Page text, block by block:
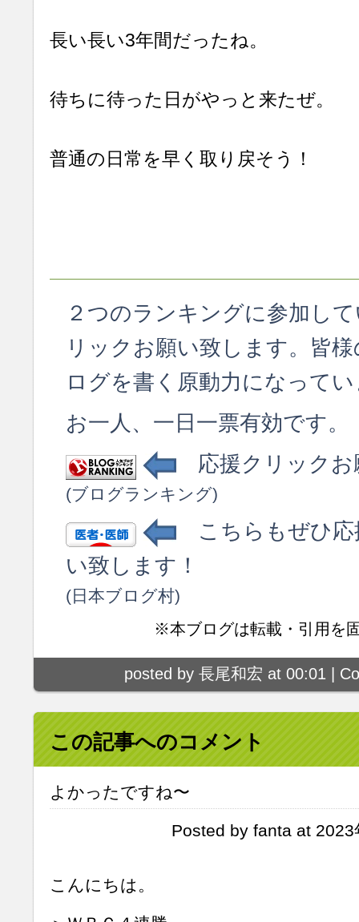
長い長い3年間だったね。
待ちに待った日がやっと来たぜ。
普通の日常を早く取り戻そう！
２つのランキングに参加し
リックお願い致します。皆
ログを書く原動力になって
お一人、一日一票有効です。
応援クリックお
(ブログランキング)
こちらもぜひ応
い致します！
(日本ブログ村)
※本ブログは転載・引用を
posted by 長尾和宏 at 00:01 |
この記事へのコメント
よかったですね〜
Posted by fanta at
こんにちは。